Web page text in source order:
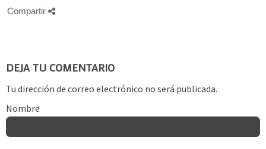
Compartir
DEJA TU COMENTARIO
Tu dirección de correo electrónico no será publicada.
Nombre